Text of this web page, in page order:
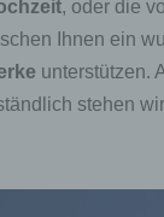
, oder die
Ihnen ein
unterstützen.
stehen